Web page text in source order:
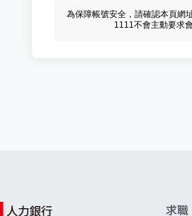
為保障帳號安全，請確認本頁網
1111不會主動要求
求職